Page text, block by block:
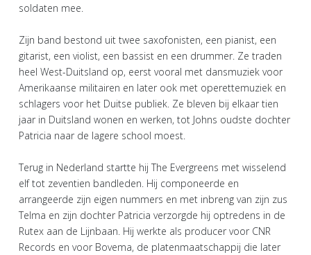
soldaten mee.
Zijn band bestond uit twee saxofonisten, een pianist, een
gitarist, een violist, een bassist en een drummer. Ze traden
heel West-Duitsland op, eerst vooral met dansmuziek voor
Amerikaanse militairen en later ook met operettemuziek en
schlagers voor het Duitse publiek. Ze bleven bij elkaar tien
jaar in Duitsland wonen en werken, tot Johns oudste dochter
Patricia naar de lagere school moest.
Terug in Nederland startte hij The Evergreens met wisselend
elf tot zeventien bandleden. Hij componeerde en
arrangeerde zijn eigen nummers en met inbreng van zijn zus
Telma en zijn dochter Patricia verzorgde hij optredens in de
Rutex aan de Lijnbaan. Hij werkte als producer voor CNR
Records en voor Bovema, de platenmaatschappij die later